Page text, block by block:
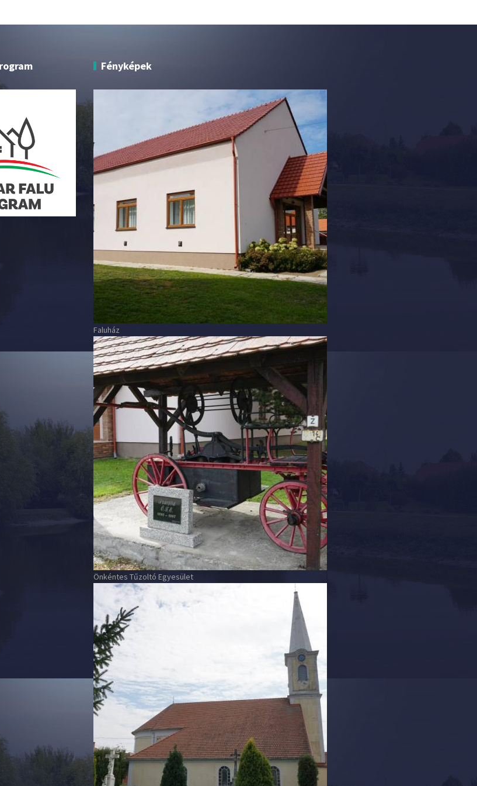
Fényképek
Faluház
Önkéntes Tűzoltó Egyesület